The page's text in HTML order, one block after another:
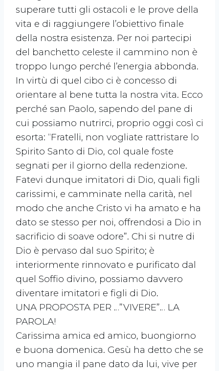
superare tutti gli ostacoli e le prove della
vita e di raggiungere l’obiettivo finale
della nostra esistenza. Per noi partecipi
del banchetto celeste il cammino non è
troppo lungo perché l’energia abbonda.
In virtù di quel cibo ci è concesso di
orientare al bene tutta la nostra vita. Ecco
perché san Paolo, sapendo del pane di
cui possiamo nutrirci, proprio oggi così ci
esorta: “Fratelli, non vogliate rattristare lo
Spirito Santo di Dio, col quale foste
segnati per il giorno della redenzione.
Fatevi dunque imitatori di Dio, quali figli
carissimi, e camminate nella carità, nel
modo che anche Cristo vi ha amato e ha
dato se stesso per noi, offrendosi a Dio in
sacrificio di soave odore”. Chi si nutre di
Dio è pervaso dal suo Spirito; è
interiormente rinnovato e purificato dal
quel Soffio divino, possiamo davvero
diventare imitatori e figli di Dio.
UNA PROPOSTA PER …”VIVERE”… LA
PAROLA!
Carissima amica ed amico, buongiorno
e buona domenica. Gesù ha detto che se
uno mangia il pane dato da lui, vive per